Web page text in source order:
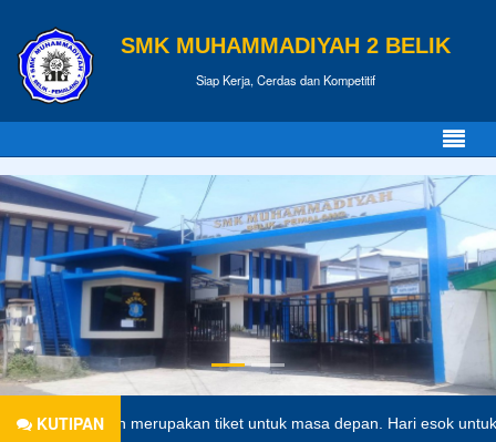
SMK MUHAMMADIYAH 2 BELIK
Siap Kerja, Cerdas dan Kompetitif
KUTIPANmerupakan tiket untuk masa depan. Hari esok untuk